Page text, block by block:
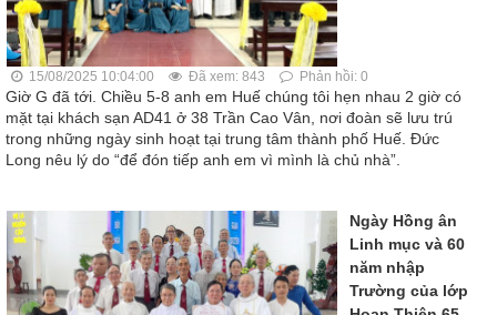
15/08/2025 10:04:00 Đã xem: 843 Phản hồi: 0
Giờ G đã tới. Chiều 5-8 anh em Huế chúng tôi hẹn nhau 2 giờ có
mặt tại khách sạn AD41 ở 38 Trần Cao Vân, nơi đoàn sẽ lưu trú
trong những ngày sinh hoạt tại trung tâm thành phố Huế. Đức
Long nêu lý do “để đón tiếp anh em vì mình là chủ nhà”.
Ngày Hồng ân
Linh mục và 60
năm nhập
Trường của lớp